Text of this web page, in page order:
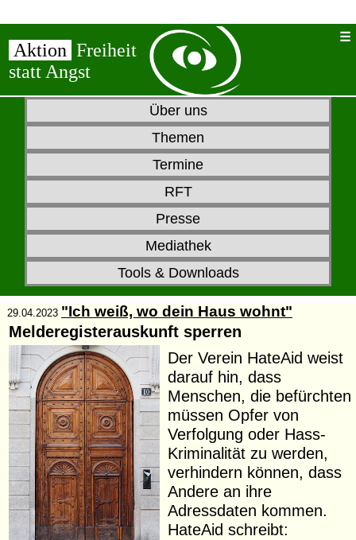
Aktion Freiheit
statt Angst
Über uns
Themen
Termine
RFT
Presse
Mediathek
Tools & Downloads
29.04.2023 "Ich weiß, wo dein Haus wohnt"
Melderegisterauskunft sperren
Der Verein HateAid weist
darauf hin, dass
Menschen, die befürchten
müssen Opfer von
Verfolgung oder Hass-
Kriminalität zu werden,
verhindern können, dass
Andere an ihre
Adressdaten kommen.
HateAid schreibt: